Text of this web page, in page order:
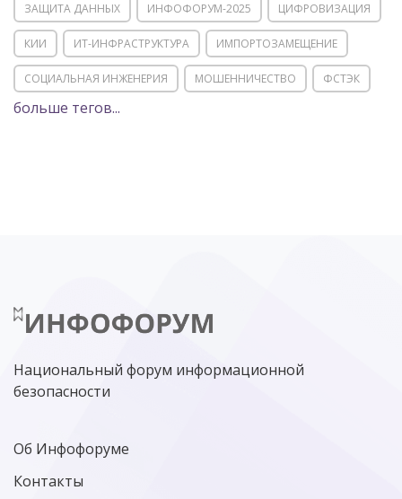
ЗАЩИТА ДАННЫХ ИНФОФОРУМ-2025 ЦИФРОВИЗАЦИЯ
КИИ ИТ-ИНФРАСТРУКТУРА ИМПОРТОЗАМЕЩЕНИЕ
СОЦИАЛЬНАЯ ИНЖЕНЕРИЯ МОШЕННИЧЕСТВО ФСТЭК
POSITIVE TECHNOLOGIES
МИНЦИФРЫ РОССИИ NGFW
больше тегов...
Национальный форум информационной
безопасности
Об Инфофоруме
Контакты